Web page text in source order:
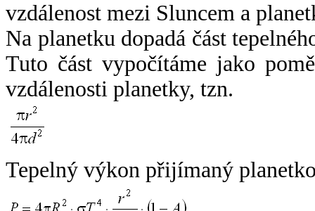
vzdálenost mezi Sluncem a
Na planetku dopadá část
Tuto část vypočítáme jako
vzdálenosti planetky, tzn.
Tepelný výkon přijímaný